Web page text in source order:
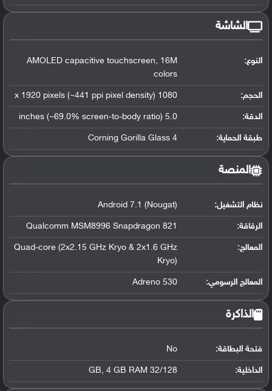
الشاشة
النوع:
AMOLED capacitive touchscreen, 16M
colors
الحجم: 1080 x 1920 pixels (~441 ppi pixel density)
الدقة: 5.0 inches (~69.0% screen-to-body ratio)
طبقة الحماية: Corning Gorilla Glass 4
المنصة
نظام التشغيل:
Android 7.1 (Nougat)
الرقاقة:
Qualcomm MSM8996 Snapdragon 821
المعالج:
Quad-core (2x2.15 GHz Kryo & 2x1.6 GHz
Kryo)
المعالج الرسومي:
Adreno 530
الذاكرة
فتحة البطاقة: No
الداخلية: 32/128 GB, 4 GB RAM